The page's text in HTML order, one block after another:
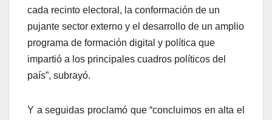
cada recinto electoral, la conformación de un
pujante sector externo y el desarrollo de un amplio
programa de formación digital y política que
impartió a los principales cuadros políticos del
país”, subrayó.
Y a seguidas proclamó que “concluimos en alta el